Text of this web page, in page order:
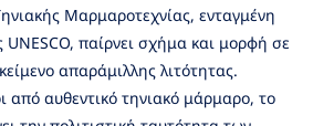
Μαρμαροτεχνίας, ενταγμένη
UNESCO, παίρνει σχήμα και μορφή σε
απαράμιλλης λιτότητας.
από αυθεντικό τηνιακό μάρμαρο, το